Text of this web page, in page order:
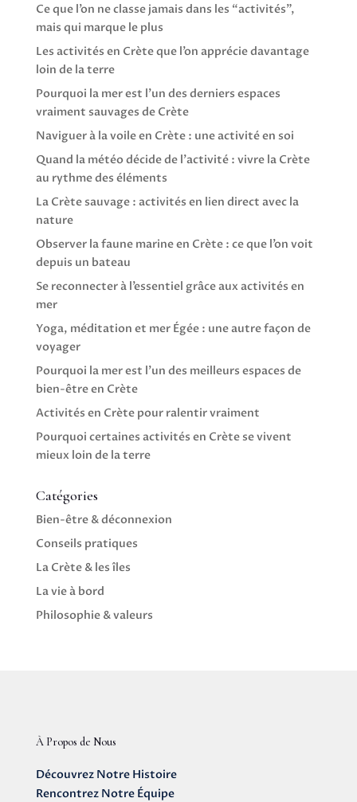
Ce que l’on ne classe jamais dans les “activités”,
mais qui marque le plus
Les activités en Crète que l’on apprécie davantage
loin de la terre
Pourquoi la mer est l’un des derniers espaces
vraiment sauvages de Crète
Naviguer à la voile en Crète : une activité en soi
Quand la météo décide de l’activité : vivre la Crète
au rythme des éléments
La Crète sauvage : activités en lien direct avec la
nature
Observer la faune marine en Crète : ce que l’on voit
depuis un bateau
Se reconnecter à l’essentiel grâce aux activités en
mer
Yoga, méditation et mer Égée : une autre façon de
voyager
Pourquoi la mer est l’un des meilleurs espaces de
bien-être en Crète
Activités en Crète pour ralentir vraiment
Pourquoi certaines activités en Crète se vivent
mieux loin de la terre
Catégories
Bien-être & déconnexion
Conseils pratiques
La Crète & les îles
La vie à bord
Philosophie & valeurs
À Propos de Nous
Découvrez Notre Histoire
Rencontrez Notre Équipe